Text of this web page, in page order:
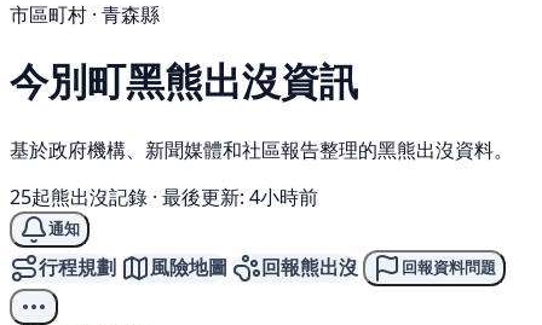
市區町村 · 青森縣
今別町黑熊出沒資訊
基於政府機構、新聞媒體和社區報告整理的黑熊出沒資料。
25起熊出沒記錄 · 最後更新: 4小時前
通知
行程規劃 風險地圖 回報熊出沒 回報資料問題